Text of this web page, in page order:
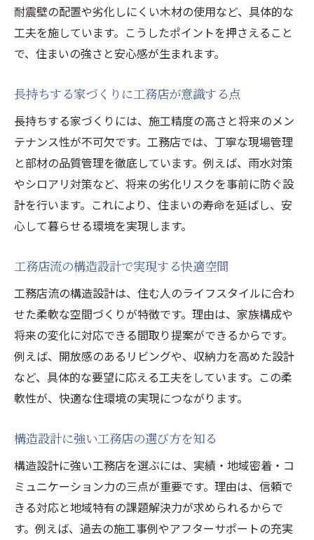
耐震壁の配置や劣化しにくい木材の使用など、具体的な
工夫を施しています。こうしたポイントを押さえること
で、住まいの強さと安心感が生まれます。
長持ちする家づくりに工務店が意識する点
長持ちする家づくりには、施工精度の高さと将来のメン
テナンス性が不可欠です。工務店では、丁寧な現場管理
と部材の品質管理を徹底しています。例えば、雨水対策
やシロアリ対策など、将来の劣化リスクを事前に防ぐ設
計を行います。これにより、住まいの寿命を延ばし、安
心して暮らせる環境を実現します。
工務店流の構造設計で実現する快適空間
工務店流の構造設計は、住む人のライフスタイルに合わ
せた柔軟な空間づくりが特徴です。理由は、家族構成や
将来の変化に対応できる間取り提案ができるからです。
例えば、開放感のあるリビングや、収納力を高めた設計
など、具体的な要望に応える工夫をしています。この柔
軟性が、快適な住環境の実現につながります。
構造設計に強い工務店の選び方を知る
構造設計に強い工務店を選ぶには、実績・地域密着・コ
ミュニケーション力の三点が重要です。理由は、信頼で
きる対応と地域特有の課題解決力が求められるからで
す。例えば、過去の施工事例やアフターサポートの充実